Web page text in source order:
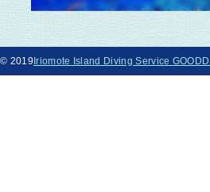
© 2019Iriomote Island Diving Service